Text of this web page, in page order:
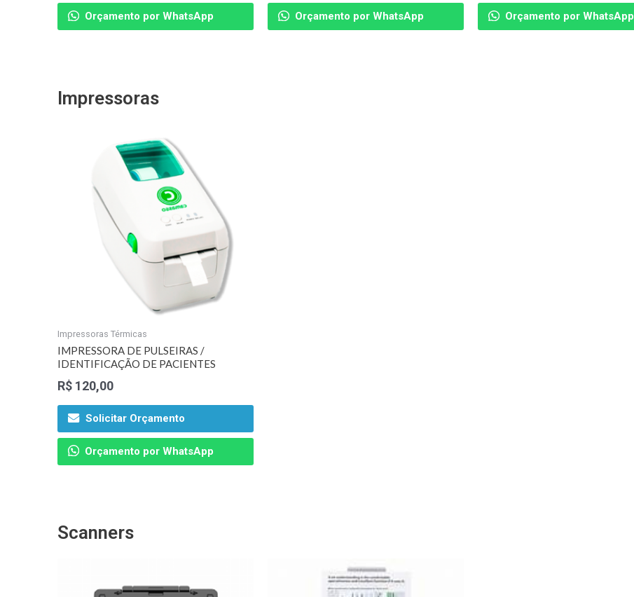
Orçamento por WhatsApp Orçamento por WhatsApp Orçamento por WhatsApp
Impressoras
Impressoras Térmicas
IMPRESSORA DE PULSEIRAS /
IDENTIFICAÇÃO DE PACIENTES
R$ 120,00
Solicitar Orçamento
Orçamento por WhatsApp
Scanners